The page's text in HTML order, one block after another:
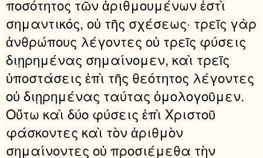
ποσότητος τῶν ἀριθμουμένων ἐστὶ
σημαντικός, οὐ τῆς σχέσεως· τρεῖς γὰρ
ἀνθρώπους λέγοντες οὐ τρεῖς φύσεις
διῃρημένας σημαίνομεν, καὶ τρεῖς
ὑποστάσεις ἐπὶ τῆς θεότητος λέγοντες
οὐ διῃρημένας ταύτας ὁμολογοῦμεν.
Οὕτω καὶ δύο φύσεις ἐπὶ Χριστοῦ
φάσκοντες καὶ τὸν ἀριθμὸν
σημαίνοντες οὐ προσιέμεθα τὴν